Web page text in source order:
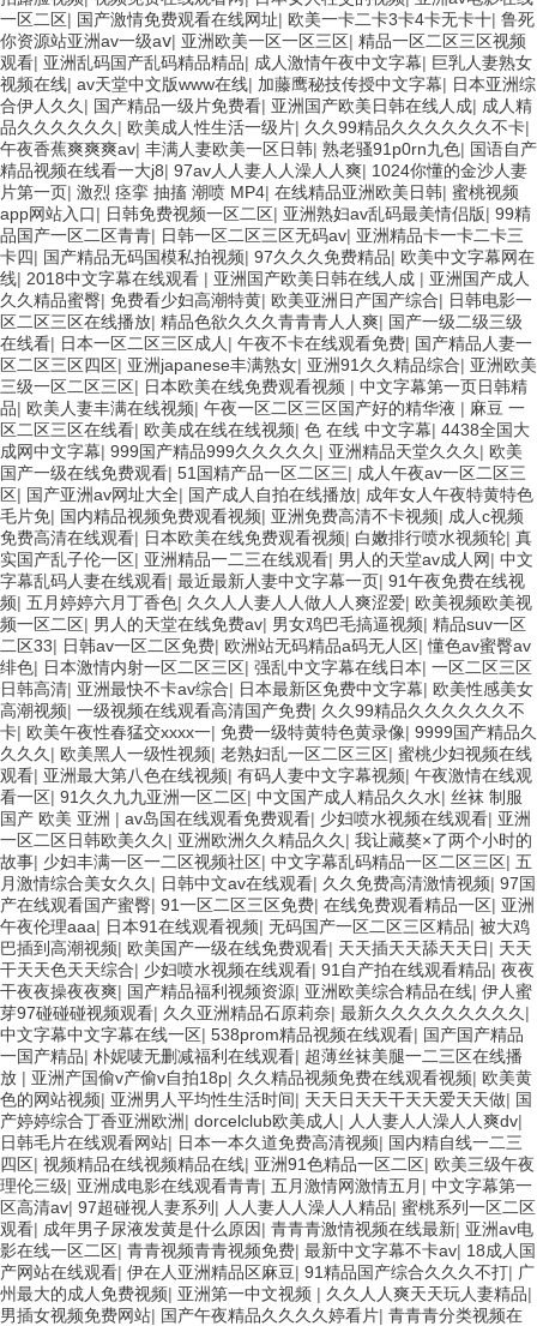
一区二区| 国产激情免费观看在线网址| 欧美一卡二卡3卡4卡无卡十| 鲁死
你资源站亚洲av一级aⅴ| 亚洲欧美一区一区三区| 精品一区二区三区视频
观看| 亚洲乱码国产乱码精品精品| 成人激情午夜中文字幕| 巨乳人妻熟女
视频在线| av天堂中文版www在线| 加藤鹰秘技传授中文字幕| 日本亚洲综
合伊人久久 | 国产精品一级片免费看| 亚洲国产欧美日韩在线人成| 成人精
品久久久久久久 | 欧美成人性生活一级片| 久久99精品久久久久久久不卡|
午夜香蕉爽爽爽av| 丰满人妻欧美一区日韩| 熟老骚91p0rn九色| 国语自产
精品视频在线看一大j8| 97av人人妻人人澡人人爽| 1024你懂的金沙人妻
片第一页| 激烈 痉挛 抽搐 潮喷 MP4| 在线精品亚洲欧美日韩| 蜜桃视频
app网站入口| 日韩免费视频一区二区| 亚洲熟妇av乱码最美情侣版| 99精
品国产一区二区青青| 日韩一区二区三区无码av| 亚洲精品卡一卡二卡三
卡四| 国产精品无码国模私拍视频| 97久久久免费精品| 欧美中文字幕网在
线| 2018中文字幕在线观看 | 亚洲国产欧美日韩在线人成 | 亚洲国产成人
久久精品蜜臀| 免费看少妇高潮特黄| 欧美亚洲日产国产综合| 日韩电影一
区二区三区在线播放| 精品色欲久久久青青青人人爽| 国产一级二级三级
在线看| 日本一区二区三区成人 | 午夜不卡在线观看免费| 国产精品人妻一
区二区三区四区| 亚洲japanese丰满熟女| 亚洲91久久精品综合| 亚洲欧美
三级一区二区三区| 日本欧美在线免费观看视频 | 中文字幕第一页日韩精
品| 欧美人妻丰满在线视频| 午夜一区二区三区国产好的精华液 | 麻豆 一
区二区三区在线看| 欧美成在线在线视频| 色 在线 中文字幕| 4438全国大
成网中文字幕| 999国产精品999久久久久久 | 亚洲精品天堂久久久 | 欧美
国产一级在线免费观看| 51国精产品一区二区三| 成人午夜av一区二区三
区| 国产亚洲av网址大全| 国产成人自拍在线播放| 成年女人午夜特黄特色
毛片免| 国内精品视频免费观看视频| 亚洲免费高清不卡视频| 成人c视频
免费高清在线观看| 日本欧美在线免费观看视频| 白嫩排行喷水视频轮| 真
实国产乱子伦一区| 亚洲精品一二三在线观看| 男人的天堂av成人网| 中文
字幕乱码人妻在线观看| 最近最新人妻中文字幕一页| 91午夜免费在线视
频| 五月婷婷六月丁香色| 久久人人妻人人做人人爽涩爱| 欧美视频欧美视
频一区二区| 男人的天堂在线免费av| 男女鸡巴毛搞逼视频| 精品suv一区
二区33| 日韩av一区二区免费| 欧洲站无码精品a码无人区|懂色av蜜臀av
绯色| 日本激情内射一区二区三区| 强乱中文字幕在线日本| 一区二区三区
日韩高清| 亚洲最快不卡av综合| 日本最新区免费中文字幕| 欧美性感美女
高潮视频| 一级视频在线观看高清国产免费| 久久99精品久久久久久久不
卡| 欧美午夜性春猛交xxxx一| 免费一级特黄特色黄录像| 9999国产精品久
久久久 | 欧美黑人一级性视频| 老熟妇乱一区二区三区| 蜜桃少妇视频在线
观看| 亚洲最大第八色在线视频| 有码人妻中文字幕视频| 午夜激情在线观
看一区| 91久久九九亚洲一区二区| 中文国产成人精品久久水| 丝袜 制服
国产 欧美 亚洲 | av岛国在线观看免费观看| 少妇喷水视频在线观看| 亚洲
一区二区日韩欧美久久 | 亚洲欧洲久久精品久久 | 我让藏獒×了两个小时的
故事| 少妇丰满一区一二区视频社区| 中文字幕乱码精品一区二区三区| 五
月激情综合美女久久 | 日韩中文av在线观看| 久久免费高清激情视频| 97国
产在线观看国产蜜臀| 91一区二区三区免费| 在线免费观看精品一区| 亚洲
午夜伦理aaa| 日本91在线观看视频| 无码国产一区二区三区精品| 被大鸡
巴插到高潮视频| 欧美国产一级在线免费观看| 天天插天天舔天天日| 天天
干天天色天天综合| 少妇喷水视频在线观看| 91自产拍在线观看精品| 夜夜
干夜夜操夜夜爽| 国产精品福利视频资源| 亚洲欧美综合精品在线| 伊人蜜
芽97碰碰碰视频观看| 久久亚洲精品石原莉奈| 最新久久久久久久久久久 |
中文字幕中文字幕在线一区| 538prom精品视频在线观看| 国产国产精品
一国产精品| 朴妮唛无删减福利在线观看| 超薄丝袜美腿一二三区在线播
放 | 亚洲产国偷v产偷v自拍18p| 久久精品视频免费在线观看视频| 欧美黄
色的网站视频| 亚洲男人平均性生活时间| 天天日天天干天天爱天天做| 国
产婷婷综合丁香亚洲欧洲| dorcelclub欧美成人 | 人人妻人人澡人人爽dv|
日韩毛片在线观看网站| 日本一本久道免费高清视频| 国内精自线一二三
四区| 视频精品在线视频精品在线| 亚洲91色精品一区二区| 欧美三级午夜
理伦三级| 亚洲成电影在线观看青青| 五月激情网激情五月 | 中文字幕第一
区高清av| 97超碰视人妻系列 | 人人妻人人澡人人精品| 蜜桃系列一区二区
观看| 成年男子尿液发黄是什么原因| 青青青激情视频在线最新| 亚洲av电
影在线一区二区| 青青视频青青视频免费| 最新中文字幕不卡av| 18成人国
产网站在线观看| 伊在人亚洲精品区麻豆| 91精品国产综合久久久不打| 广
州最大的成人免费视频| 亚洲第一中文视频 | 久久人人爽天天玩人妻精品|
男插女视频免费网站| 国产午夜精品久久久久婷看片| 青青青分类视频在